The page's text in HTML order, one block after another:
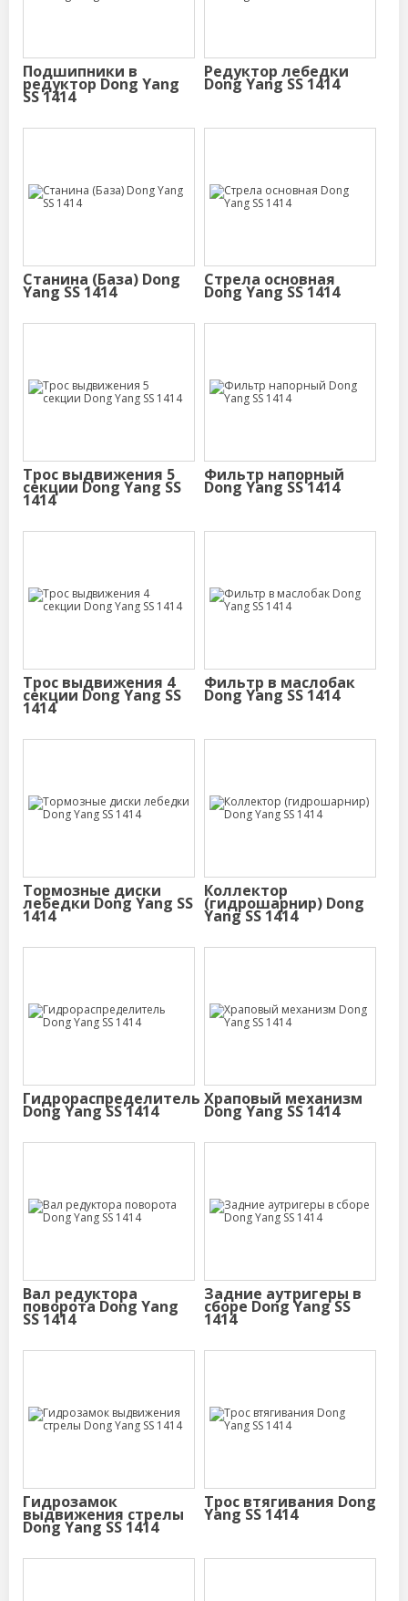
Подшипники в
редуктор Dong Yang
SS 1414
Редуктор лебедки
Dong Yang SS 1414
Станина (База) Dong
Yang SS 1414
Стрела основная
Dong Yang SS 1414
Трос выдвижения 5
секции Dong Yang SS
1414
Фильтр напорный
Dong Yang SS 1414
Трос выдвижения 4
секции Dong Yang SS
1414
Фильтр в маслобак
Dong Yang SS 1414
Тормозные диски
лебедки Dong Yang SS
1414
Коллектор
(гидрошарнир) Dong
Yang SS 1414
Гидрораспределитель
Dong Yang SS 1414
Храповый механизм
Dong Yang SS 1414
Вал редуктора
поворота Dong Yang
SS 1414
Задние аутригеры в
сборе Dong Yang SS
1414
Гидрозамок
выдвижения стрелы
Dong Yang SS 1414
Трос втягивания Dong
Yang SS 1414